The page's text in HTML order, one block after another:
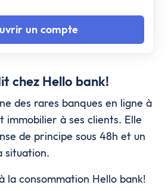
un compte
chez Hello bank!
des rares banques en ligne à
immobilier à ses clients. Elle
de principe sous 48h et un
situation.
la consommation Hello bank!